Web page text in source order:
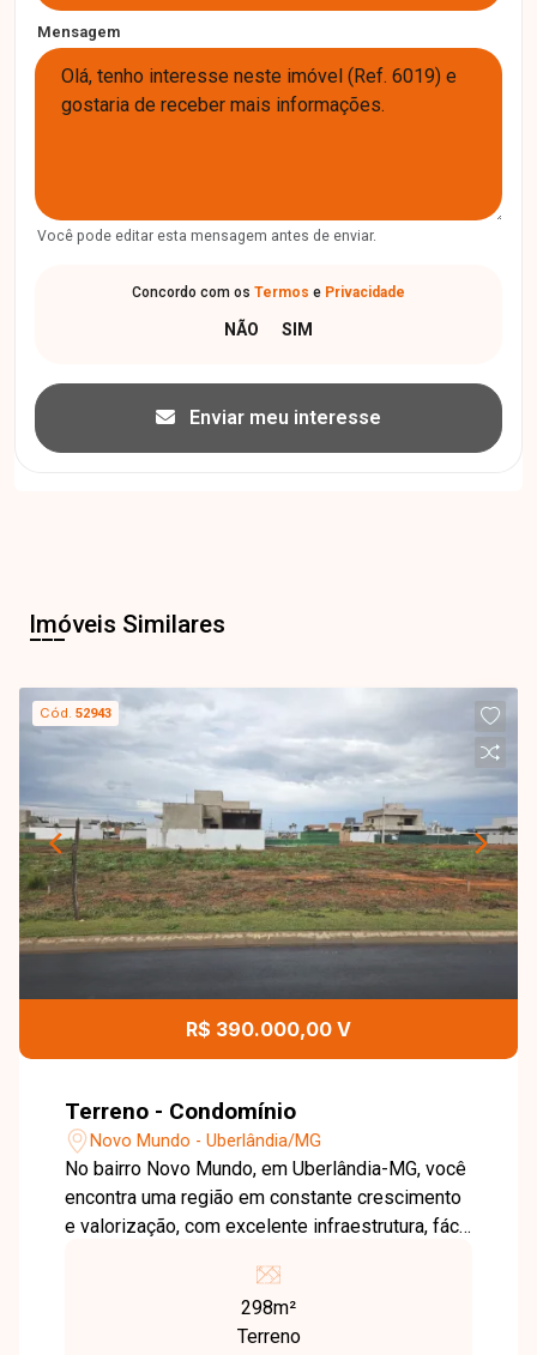
Mensagem
Você pode editar esta mensagem antes de enviar.
Concordo com os Termos e Privacidade
Enviar meu interesse
Imóveis Similares
Cód.52943
R$ 390.000,00 V
Terreno - Condomínio
Novo Mundo - Uberlândia/MG
No bairro Novo Mundo, em Uberlândia-MG, você
encontra uma região em constante crescimento
e valorização, com excelente infraestrutura, fácil
grande potencial de investimento, além de estar
próxima a supermercados, escolas, farmácias e
diversos comércios. Terreno disponível para
298m²
Terreno